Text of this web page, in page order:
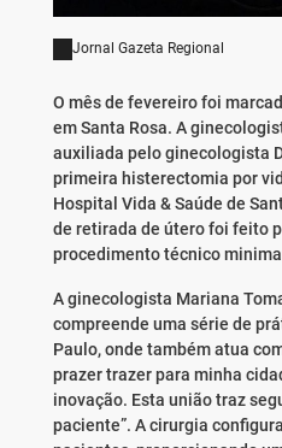
Jornal Gazeta Regional
O mês de fevereiro foi
em Santa Rosa. A
auxiliada pelo ginecologista
primeira histerectomia por
Hospital Vida & Saúde de
de retirada de útero foi feito
procedimento técnico
A ginecologista Mariana
compreende uma série de
Paulo, onde também atua
prazer trazer para minha
inovação. Esta união traz
paciente”. A cirurgia